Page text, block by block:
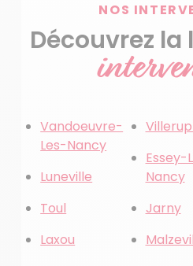
NOS
Découvrez la
Vandoeuvre-
Les-Nancy
Luneville
Toul
Laxou
Essey-
Nancy
Jarny